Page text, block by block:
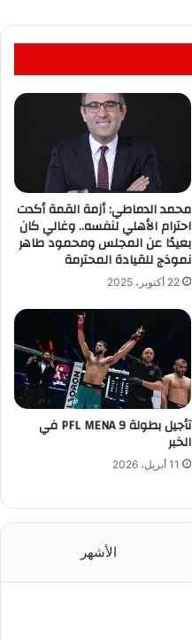
محمد الدماطي: أزمة القمة أكدت
احترام الأهلي لنفسه.. وغالي كان
بعيدًا عن المجلس ومحمود طاهر
نموذج للقيادة المحترمة
22 أكتوبر، 2025
تأجيل بطولة PFL MENA 9 في
الخبر
11 أبريل، 2026
الأشهر